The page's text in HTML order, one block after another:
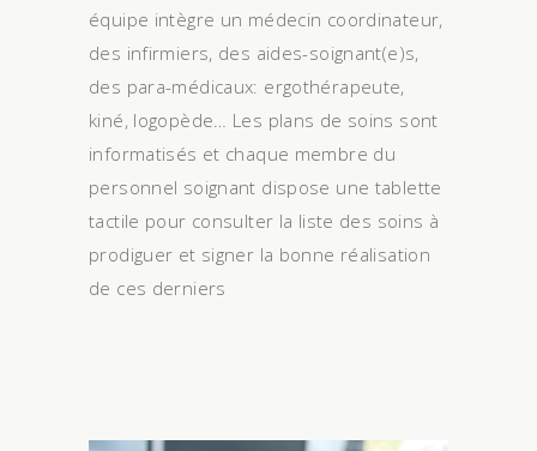
équipe intègre un médecin coordinateur,
des infirmiers, des aides-soignant(e)s,
des para-médicaux: ergothérapeute,
kiné, logopède… Les plans de soins sont
informatisés et chaque membre du
personnel soignant dispose une tablette
tactile pour consulter la liste des soins à
prodiguer et signer la bonne réalisation
de ces derniers